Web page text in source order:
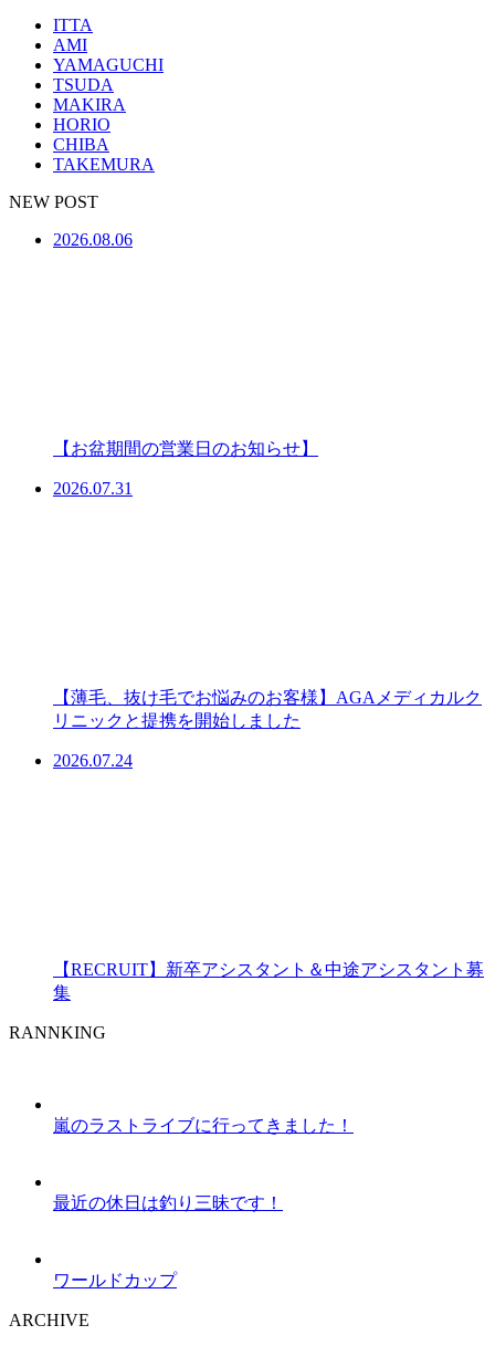
ITTA
AMI
YAMAGUCHI
TSUDA
MAKIRA
HORIO
CHIBA
TAKEMURA
NEW POST
2026.08.06
【お盆期間の営業日のお知らせ】
2026.07.31
【薄毛、抜け毛でお悩みのお客様】AGAメディカルク
リニックと提携を開始しました
2026.07.24
【RECRUIT】新卒アシスタント＆中途アシスタント募
集
RANNKING
嵐のラストライブに行ってきました！
最近の休日は釣り三昧です！
ワールドカップ
ARCHIVE